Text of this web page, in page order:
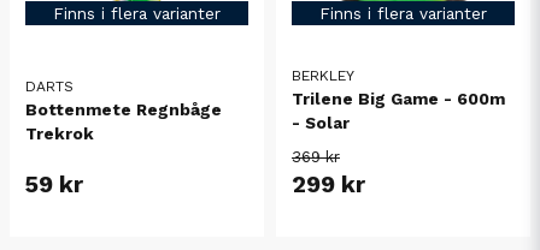
Finns i flera varianter
DARTS
Bottenmete Regnbåge
Trekrok
59 kr
Finns i flera varianter
BERKLEY
Trilene Big Game - 600m
- Solar
369 kr
299 kr